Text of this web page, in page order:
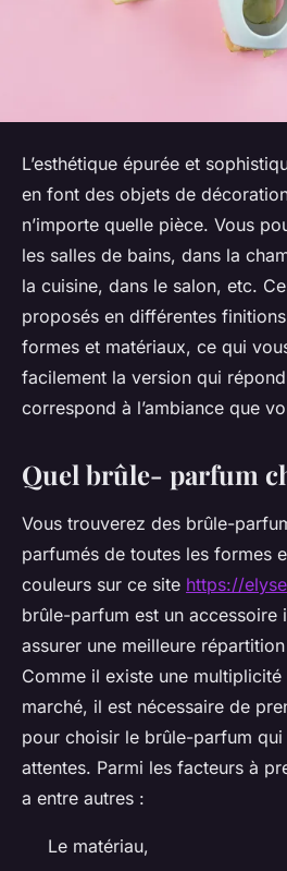
L’esthétique épurée et
en font des objets de
n’importe quelle pièce. Vous
les salles de bains, dans la
la cuisine, dans le salon, etc.
proposés en différentes
formes et matériaux, ce qui
facilement la version qui
correspond à l’ambiance que
Quel brûle- parfum
Vous trouverez des brûle-
parfumés de toutes les formes
couleurs sur ce site https://
brûle-parfum est un accessoire
assurer une meilleure
Comme il existe une
marché, il est nécessaire de
pour choisir le brûle-parfum
attentes. Parmi les facteurs à
a entre autres :
Le matériau,